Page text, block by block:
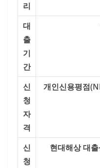
리
대
출
기
간
신
청
자
격
개인신용평점
신
청
현대해상 대